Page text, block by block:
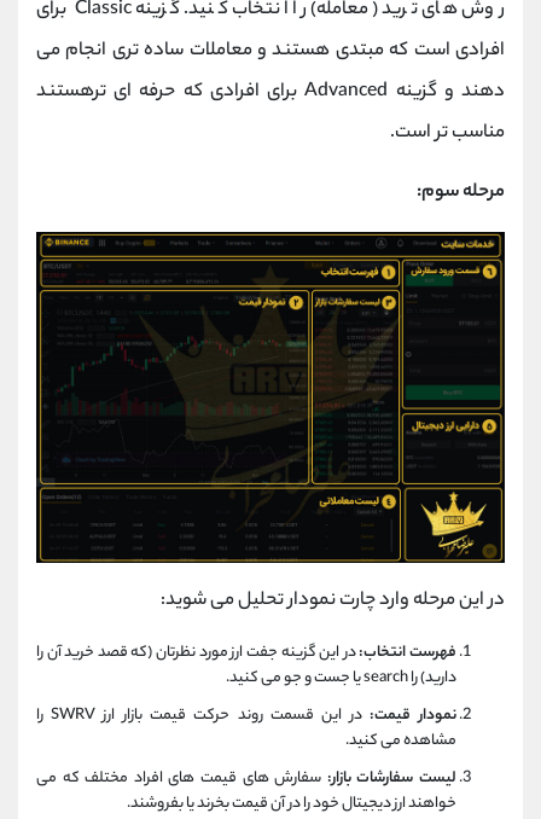
روش های ترید (معامله) را انتخاب کنید. گزینه Classic برای
افرادی است که مبتدی هستند و معاملات ساده تری انجام می
دهند و گزینه Advanced برای افرادی که حرفه ای ترهستند
مناسب تر است.
مرحله سوم:
در این مرحله وارد چارت نمودار تحلیل می شوید:
فهرست انتخاب:در این گزینه جفت ارز مورد نظرتان (که قصد خرید آن را
دارید) را search یا جست و جو می کنید.
نمودار قیمت:
در این قسمت روند حرکت قیمت بازار ارز SWRV را
مشاهده می کنید.
لیست سفارشات بازار: سفارش های قیمت های افراد مختلف که می
خواهند ارز دیجیتال خود را در آن قیمت بخرند یا بفروشند.